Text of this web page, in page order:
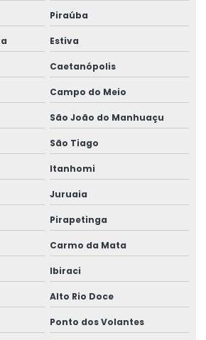
Piraúba
Estiva
Caetanópolis
Campo do Meio
São João do Manhuaçu
São Tiago
Itanhomi
Juruaia
Pirapetinga
Carmo da Mata
Ibiraci
Alto Rio Doce
Ponto dos Volantes